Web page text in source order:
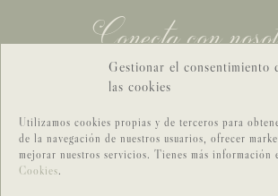
Gestionar el consentimiento
las cookies
Utilizamos cookies propias y de terceros para
de la navegación de nuestros usuarios, ofrecer
mejorar nuestros servicios. Tienes más información
Cookies.
Conecta con
CONTACTO GENERAL